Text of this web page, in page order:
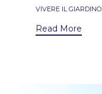
VIVERE IL GIARDINO
Read More